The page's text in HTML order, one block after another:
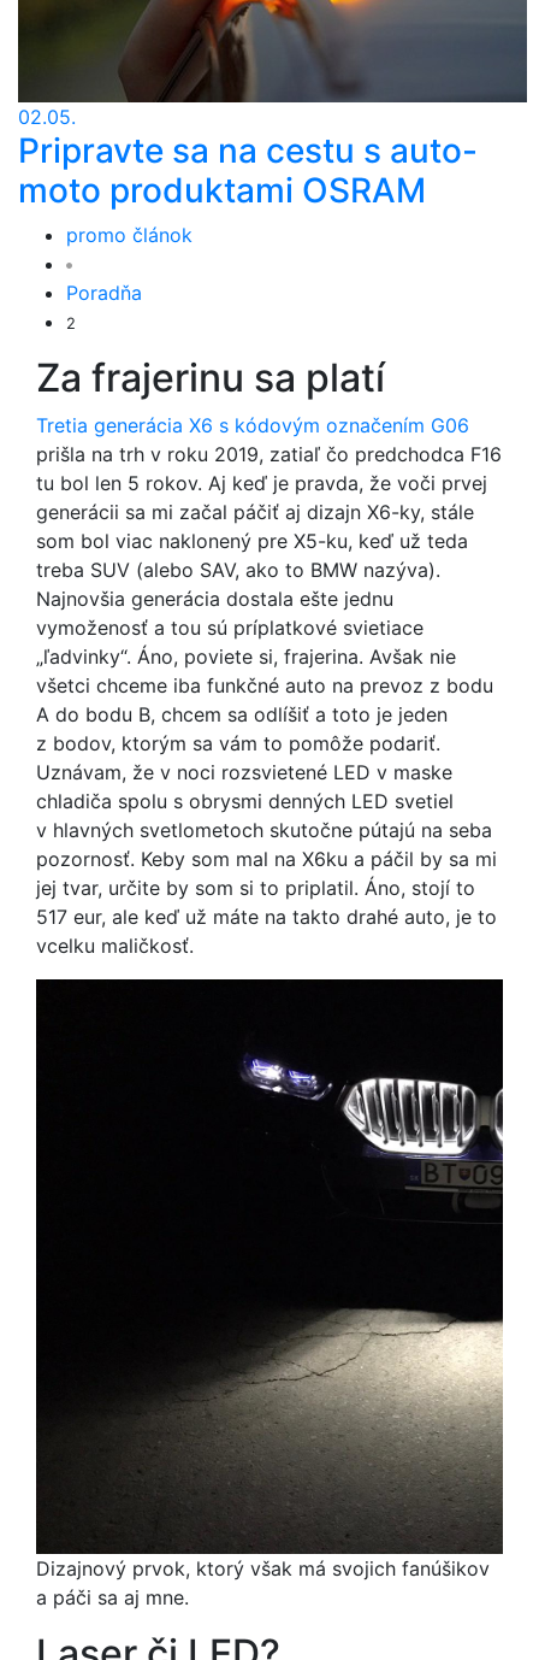
02.05.
Pripravte sa na cestu s auto-
moto produktami OSRAM
promo článok
Poradňa
2
Za frajerinu sa platí
Tretia generácia X6 s kódovým označením G06
prišla na trh v roku 2019, zatiaľ čo predchodca F16
tu bol len 5 rokov. Aj keď je pravda, že voči prvej
generácii sa mi začal páčiť aj dizajn X6-ky, stále
som bol viac naklonený pre X5-ku, keď už teda
treba SUV (alebo SAV, ako to BMW nazýva).
Najnovšia generácia dostala ešte jednu
vymoženosť a tou sú príplatkové svietiace
„ľadvinky“. Áno, poviete si, frajerina. Avšak nie
všetci chceme iba funkčné auto na prevoz z bodu
A do bodu B, chcem sa odlíšiť a toto je jeden
z bodov, ktorým sa vám to pomôže podariť.
Uznávam, že v noci rozsvietené LED v maske
chladiča spolu s obrysmi denných LED svetiel
v hlavných svetlometoch skutočne pútajú na seba
pozornosť. Keby som mal na X6ku a páčil by sa mi
jej tvar, určite by som si to priplatil. Áno, stojí to
517 eur, ale keď už máte na takto drahé auto, je to
vcelku maličkosť.
Dizajnový prvok, ktorý však má svojich fanúšikov
a páči sa aj mne.